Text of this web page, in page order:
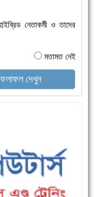
নেতাকর্মী ও তাদের
মতামত নেই
ফলাফল দেখুন